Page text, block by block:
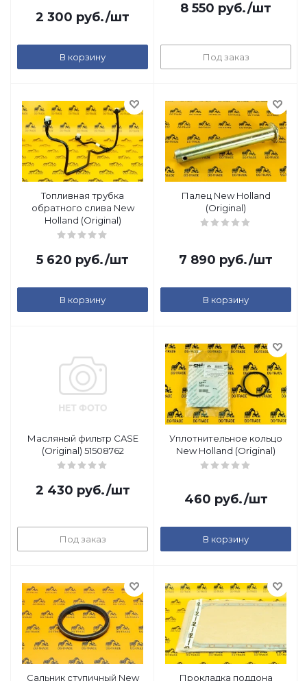
2 300 руб./шт
В корзину
8 550 руб./шт
Под заказ
Топливная трубка
обратного слива New
Holland (Original)
5 620 руб./шт
В корзину
Палец New Holland
(Original)
7 890 руб./шт
В корзину
Масляный фильтр CASE
(Original) 51508762
2 430 руб./шт
Под заказ
Уплотнительное кольцо
New Holland (Original)
460 руб./шт
В корзину
Сальник ступичный New Прокладка поддона